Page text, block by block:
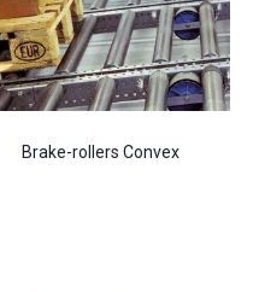
Brake-rollers Convex